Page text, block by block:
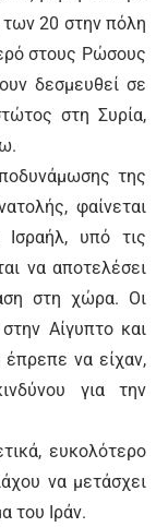
20 στην πόλη
στους Ρώσους
δεσμευθεί σε
στη Συρία,
της
φαίνεται
υπό τις
να αποτελέσει
στη χώρα. Οι
Αίγυπτο και
να είχαν,
για την
ευκολότερο
να μετάσχει
του Ιράν.